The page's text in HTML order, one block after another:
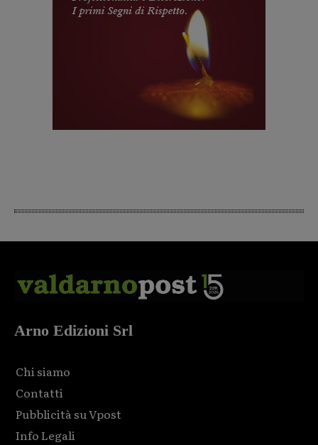
Arno Edizioni Srl
Chi siamo
Contatti
Pubblicità su Vpost
Info Legali